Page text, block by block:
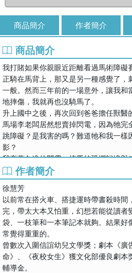
商品簡介 作者簡介
商品簡介
我打賭如果你親眼近距離看過馬術障礙
正騎在馬背上，那又是另一種感覺了，
一般。然而三年前的一場意外，讓我和
地摔傷，我就再也沒騎馬了。
升上國中之後，再次回到爸爸擔任獸醫
馬場李老闆居然想賣掉閃電，因為牠
跳障礙？是我害的嗎？難道牠和我一
影？
我牽著久違的閃電，摔馬的恐懼記憶與
我怕馬要從洗馬開始，只要洗十匹馬就
我在馬場的打工換課生涯開始了。
從練習坐在馬鞍上配合閃電走路或奔跑
作，常常一堂課下來跨下、屁股、下背
騎馬的樂趣。為了讓閃電克服跳障礙
術障礙賽，但不論我怎麼示範跨越障礙
不要抓安全繩，直接拿韁繩騎馬，我也
能順利和閃電一起跳過障礙嗎？
作者簡介
徐慧芳
以前常在搭火車、搭捷運時帶書殺時間
完，帶太大本又怕重，幻想若能從讀
袋、一枝筆和一本筆記本就夠。結果好
常覺得重重的。
曾數次入圍信誼幼兒文學獎；劇本《廣
命》、《夜校女生》獲文化部優良劇本
輔導金。